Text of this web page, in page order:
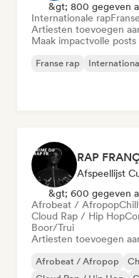
&gt; 800 gegeven
Internationale rap
Artiesten toevoegen
Maak impactvolle
Franse rap
RAP
Afspeellijst
&gt; 600 gegeven
Afrobeat / Afropop
Cloud Rap / Hip Hop
Boor/Trui
Artiesten toevoegen
Afrobeat / Afropop